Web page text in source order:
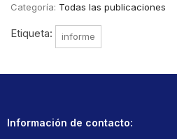
Categoría: Todas las publicaciones
Etiqueta: informe
Información de contacto: